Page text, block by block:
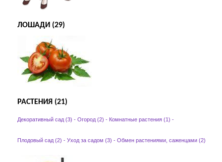
ЛОШАДИ (29)
РАСТЕНИЯ (21)
Декоративный сад (3) - Огород (2) - Комнатные растения (1) -
Плодовый сад (2) - Уход за садом (3) - Обмен растениями, саженцами (2)